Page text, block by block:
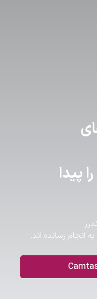
پیدا
انجام رسانده اند.